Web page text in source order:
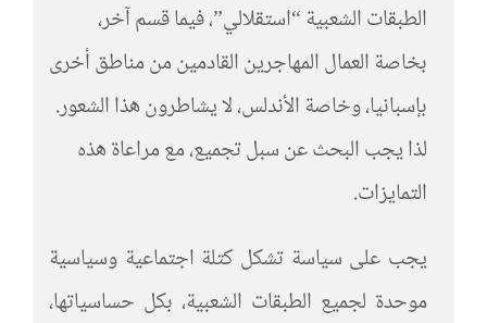
الطبقات الشعبية “استقلالي”، فيما قسم آخر،
بخاصة العمال المهاجرين القادمين من مناطق أخرى
بإسبانيا، وخاصة الأندلس، لا يشاطرون هذا الشعور.
لذا يجب البحث عن سبل تجميع، مع مراعاة هذه
التمايزات.
يجب على سياسة تشكل كتلة اجتماعية وسياسية
موحدة لجميع الطبقات الشعبية، بكل حساسياتها،